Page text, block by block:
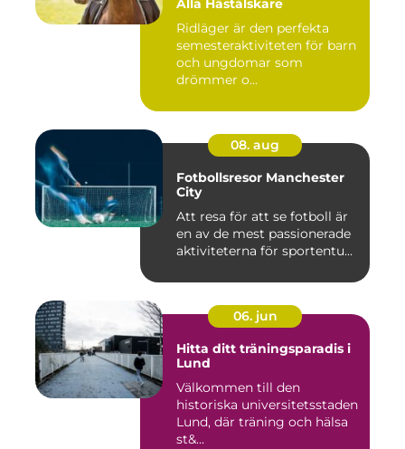
Alla Hästälskare
Ridläger är den perfekta
semesteraktiviteten för barn
och ungdomar som
drömmer o...
08. aug
Fotbollsresor Manchester
City
Att resa för att se fotboll är
en av de mest passionerade
aktiviteterna för sportentu...
06. jun
Hitta ditt träningsparadis i
Lund
Välkommen till den
historiska universitetsstaden
Lund, där träning och hälsa
st&...